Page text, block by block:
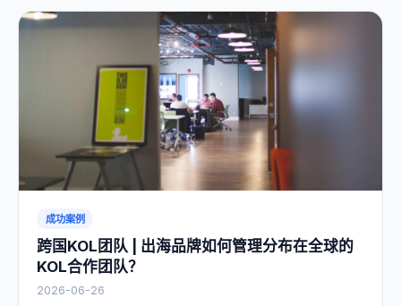
成功案例
跨国KOL团队 | 出海品牌如何管理分布在全球的
KOL合作团队？
2026-06-26